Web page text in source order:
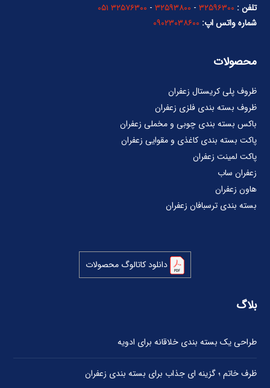
تلفن : ۳۲۵۹۶۳۰۰ - ۳۲۵۹۳۸۰۰ - ۳۲۵۷۶۳۰۰ ۰۵۱
شماره واتس اپ: ۰۹۰۲۳۰۳۸۶۰۰
محصولات
ظروف پلی کریستال زعفران
ظروف بسته بندی فلزی زعفران
باکس بسته بندی چوبی و مخملی زعفران
پاکت بسته بندی کاغذی و مقوایی زعفران
پاکت لمینت زعفران
زعفران ساب
هاون زعفران
بسته بندی ترسبافان زعفران
دانلود کاتالوگ محصولات
بلاگ
طراحی یک بسته بندی خلاقانه برای ادویه
ظرف خاتم ؛ گزینه ای جذاب برای بسته بندی زعفران